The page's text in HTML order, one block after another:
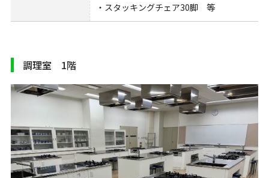
・スタッキングチェア30脚 等
調理室 1階